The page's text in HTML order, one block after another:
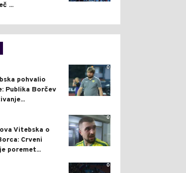
...
0
pohvalio
Publika Borčev
0
Vitebska o
Crveni
poremet...
0